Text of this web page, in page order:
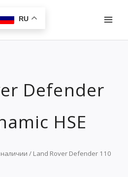
RU
Defender
HSE
/ Land Rover Defender 110